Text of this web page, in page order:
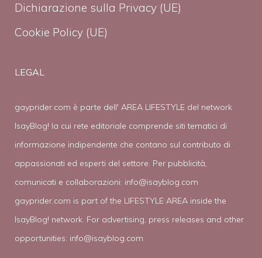
Dichiarazione sulla Privacy (UE)
Cookie Policy (UE)
LEGAL
gayprider.com è parte dell' AREA LIFESTYLE del network
IsayBlog! la cui rete editoriale comprende siti tematici di
informazione indipendente che contano sul contributo di
appassionati ed esperti del settore. Per pubblicità,
comunicati e collaborazioni: info@isayblog.com
gayprider.com is part of the LIFESTYLE AREA inside the
IsayBlog! network. For advertising, press releases and other
opportunities: info@isayblog.com